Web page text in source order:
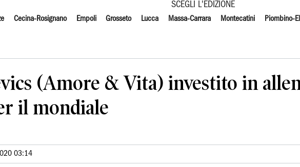
SCEGLI L'EDIZIONE
Cecina-Rosignano Empoli Grosseto Lucca Massa-Carrara Montecatini Piombino-
(Amore & Vita) investito in
il mondiale
03:14